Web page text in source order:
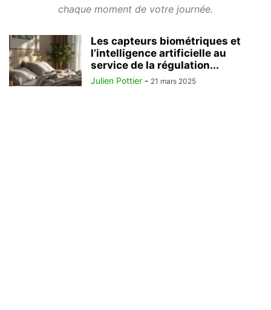
chaque moment de votre journée.
Les capteurs biométriques et
l’intelligence artificielle au
service de la régulation...
Julien Pottier - 21 mars 2025